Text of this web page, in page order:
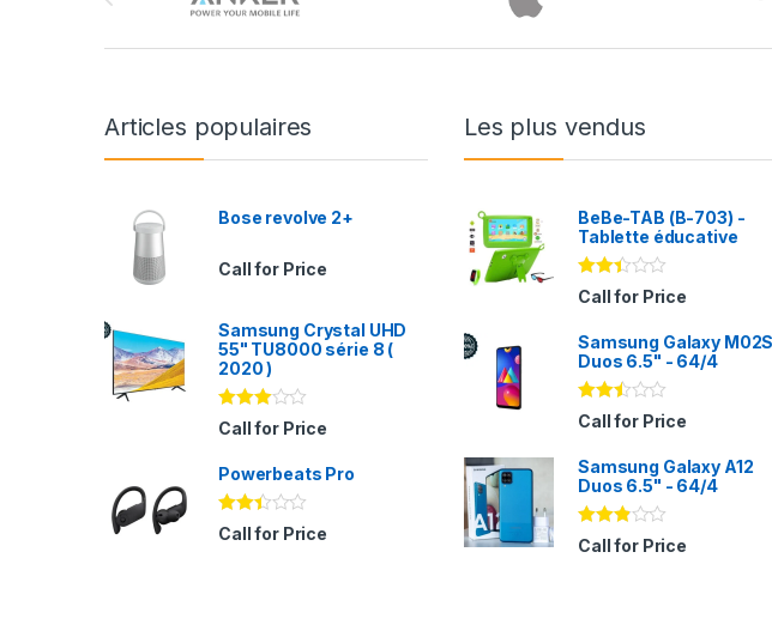
Articles populaires
Bose revolve 2+
Call for Price
Samsung Crystal UHD
55" TU8000 série 8 (
2020 )
Note
2.94
Call for Price
Powerbeats Pro
Note
2.35
Call for Price
Les plus vendus
BeBe-TAB (B-703) -
Tablette éducative
Note
2.31
5
Call for Price
Samsung Galaxy M02S
Duos 6.5" - 64/4
Note
2.41
5
Call for Price
Samsung Galaxy A12
Duos 6.5" - 64/4
Note
2.78
Call for Price